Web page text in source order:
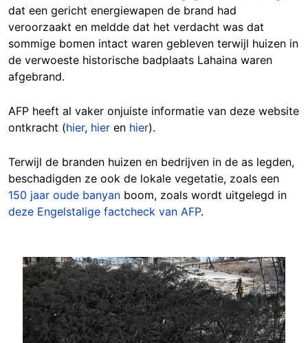
dat een gericht energiewapen de brand had
veroorzaakt en meldde dat het verdacht was dat
sommige bomen intact waren gebleven terwijl huizen in
de verwoeste historische badplaats Lahaina waren
afgebrand.
AFP heeft al vaker onjuiste informatie van deze website
ontkracht (hier, hier en hier).
Terwijl de branden huizen en bedrijven in de as legden,
beschadigden ze ook de lokale vegetatie, zoals een
150 jaar oude banyan boom, zoals wordt uitgelegd in
deze Engelstalige factcheck van AFP.
Image